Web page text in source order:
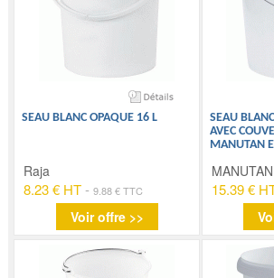
SEAU BLANC OPAQUE 16 L
Raja
8.23 € HT -9.88 € TTC
Voir offre >>
SEAU
AVEC
MANUTAN
MANUTAN
15.39 €